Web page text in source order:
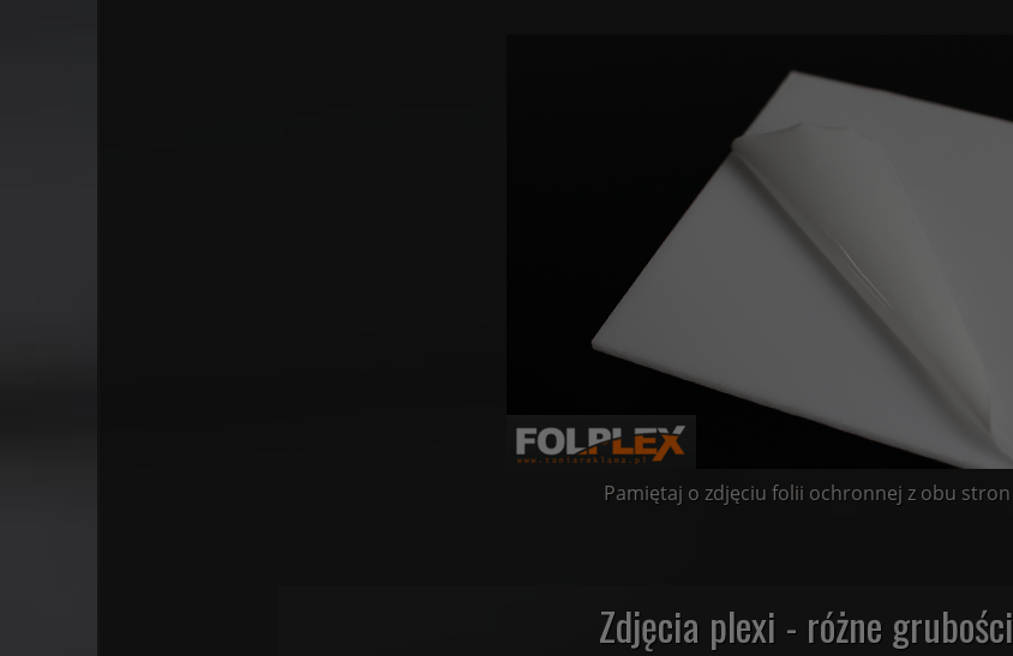
Pamiętaj o zdjęciu folii ochronnej z obu stron
Zdjęcia plexi - różne grubości